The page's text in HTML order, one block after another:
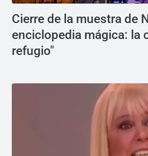
Cierre de la muestra de
enciclopedia mágica: la
refugio"